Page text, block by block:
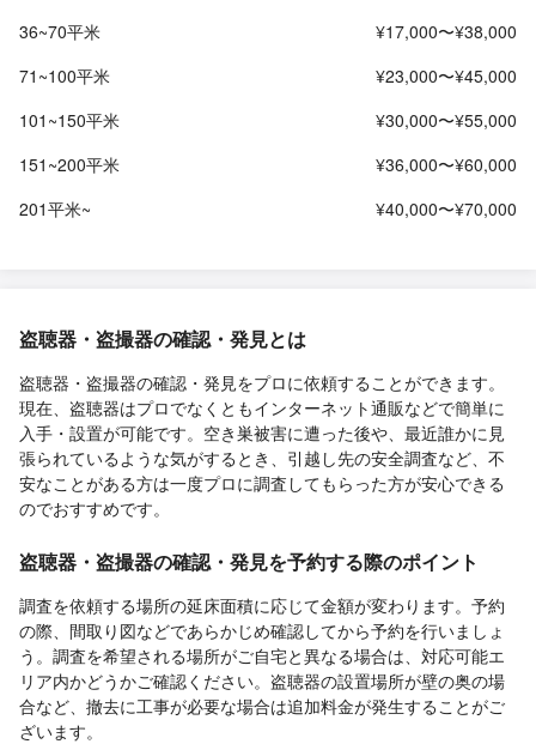
36~70平米
¥17,000〜¥38,000
71~100平米
¥23,000〜¥45,000
101~150平米
¥30,000〜¥55,000
151~200平米
¥36,000〜¥60,000
201平米~
¥40,000〜¥70,000
盗聴器・盗撮器の確認・発見とは
盗聴器・盗撮器の確認・発見をプロに依頼することができます。
現在、盗聴器はプロでなくともインターネット通販などで簡単に
入手・設置が可能です。空き巣被害に遭った後や、最近誰かに見
張られているような気がするとき、引越し先の安全調査など、不
安なことがある方は一度プロに調査してもらった方が安心できる
のでおすすめです。
盗聴器・盗撮器の確認・発見を予約する際のポイント
調査を依頼する場所の延床面積に応じて金額が変わります。予約
の際、間取り図などであらかじめ確認してから予約を行いましょ
う。調査を希望される場所がご自宅と異なる場合は、対応可能エ
リア内かどうかご確認ください。盗聴器の設置場所が壁の奥の場
合など、撤去に工事が必要な場合は追加料金が発生することがご
ざいます。